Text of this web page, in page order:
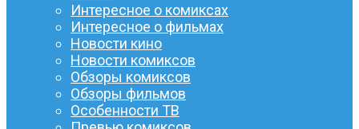
Интересное о комиксах
Интересное о фильмах
Новости кино
Новости комиксов
Обзоры комиксов
Обзоры фильмов
Особенности ТВ